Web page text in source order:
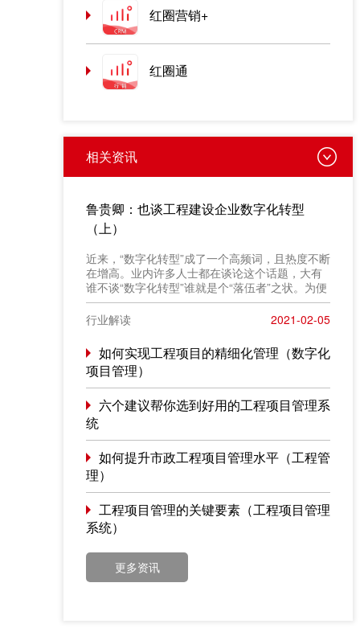
红圈营销+
红圈通
相关资讯
鲁贵卿：也谈工程建设企业数字化转型
（上）
近来，“数字化转型”成了一个高频词，且热度不断
在增高。业内许多人士都在谈论这个话题，大有
谁不谈“数字化转型”谁就是个“落伍者”之状。为便
于在相同语境下讨论问题，今天我也凑个热闹，
以“数字化转型”为题，谈一点粗浅认识，就教于同
行。
行业解读 2021-02-05
如何实现工程项目的精细化管理（数字化
项目管理）
六个建议帮你选到好用的工程项目管理系
统
如何提升市政工程项目管理水平（工程管
理）
工程项目管理的关键要素（工程项目管理
系统）
更多资讯